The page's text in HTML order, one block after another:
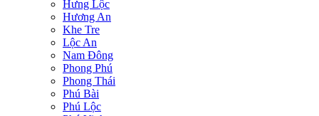
Hưng Lộc
Hương An
Khe Tre
Lộc An
Nam Đông
Phong Phú
Phong Thái
Phú Bài
Phú Lộc